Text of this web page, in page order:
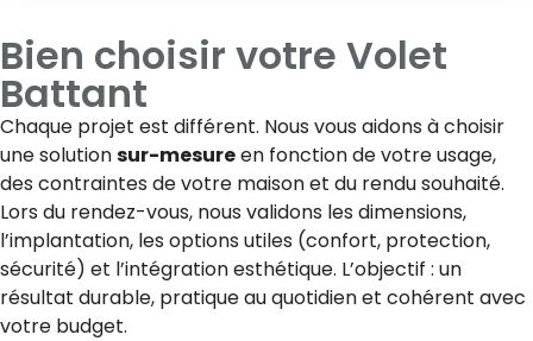
Bien choisir votre Volet
Battant
Chaque projet est différent. Nous vous aidons à choisir
une solutionsur-mesureen fonction de votre usage,
des contraintes de votre maison et du rendu souhaité.
Lors du rendez-vous, nous validons les dimensions,
l’implantation, les options utiles (confort, protection,
sécurité) et l’intégration esthétique. L’objectif : un
résultat durable, pratique au quotidien et cohérent avec
votre budget.